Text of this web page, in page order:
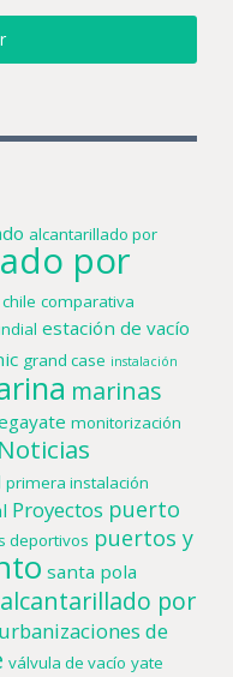
alcantarillado por
por
chile comparativa
estación de vacío
grand case instalación
marinas
monitorización
Noticias
primera instalación
Proyectos puerto
deportivos puertos y
santa pola
por
urbanizaciones de
válvula de vacío yate